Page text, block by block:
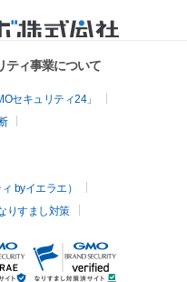
ティ事業について
セキュリティ24」
byイエラエ）
りすまし対策